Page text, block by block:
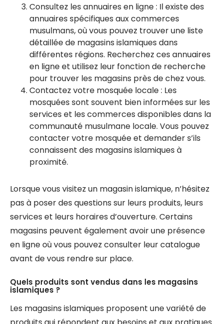
Consultez les annuaires en ligne : Il existe des
annuaires spécifiques aux commerces
musulmans, où vous pouvez trouver une liste
détaillée de magasins islamiques dans
différentes régions. Recherchez ces annuaires
en ligne et utilisez leur fonction de recherche
pour trouver les magasins près de chez vous.
Contactez votre mosquée locale : Les
mosquées sont souvent bien informées sur les
services et les commerces disponibles dans la
communauté musulmane locale. Vous pouvez
contacter votre mosquée et demander s’ils
connaissent des magasins islamiques à
proximité.
Lorsque vous visitez un magasin islamique, n’hésitez
pas à poser des questions sur leurs produits, leurs
services et leurs horaires d’ouverture. Certains
magasins peuvent également avoir une présence
en ligne où vous pouvez consulter leur catalogue
avant de vous rendre sur place.
Quels produits sont vendus dans les magasins
islamiques ?
Les magasins islamiques proposent une variété de